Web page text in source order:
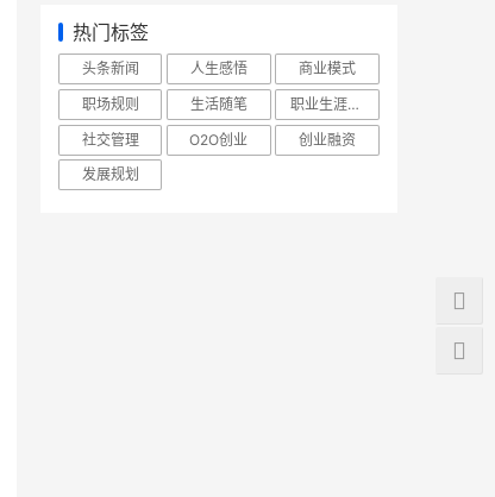
热门标签
头条新闻 人生感悟
商业模式
职场规则
生活随笔
职业生涯规划
社交管理
O2O创业
创业融资
发展规划